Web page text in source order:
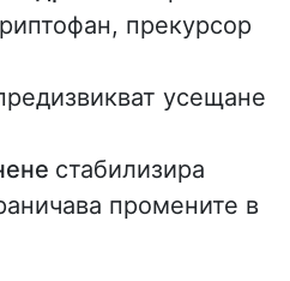
прекурсор
усещане
стабилизира
промените в